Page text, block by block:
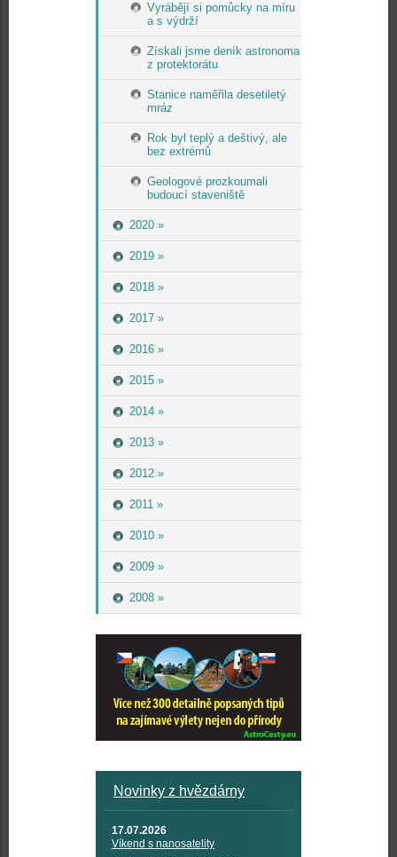
Vyrábějí si pomůcky na míru
a s výdrží
Získali jsme deník astronoma
z protektorátu
Stanice naměřila desetiletý
mráz
Rok byl teplý a deštivý, ale
bez extrémů
Geologové prozkoumali
budoucí staveniště
2020 »
2019 »
2018 »
2017 »
2016 »
2015 »
2014 »
2013 »
2012 »
2011 »
2010 »
2009 »
2008 »
Novinky z hvězdárny
17.07.2026
Víkend s nanosatelity